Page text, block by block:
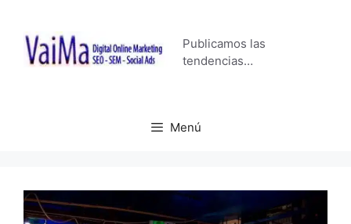
contenido
Publicamos las
tendencias…
Menú